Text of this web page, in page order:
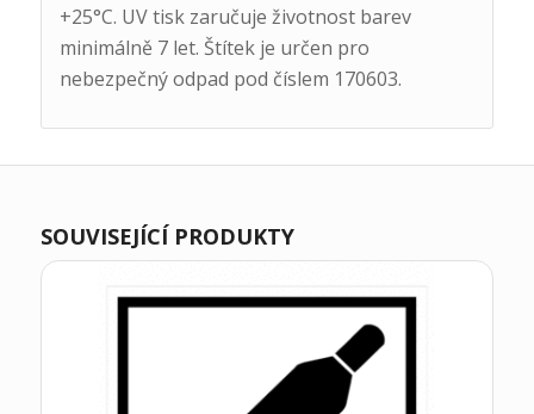
+25°C. UV tisk zaručuje životnost barev
minimálně 7 let. Štítek je určen pro
nebezpečný odpad pod číslem 170603.
SOUVISEJÍCÍ PRODUKTY